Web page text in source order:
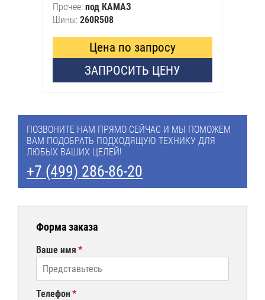
Прочее под КАМАЗ
Шины 260R508
Цена по запросу
ЗАПРОСИТЬ ЦЕНУ
ПОЗВОНИТЕ НАМ ПРЯМО СЕЙЧАС И МЫ ПОМОЖЕМ
ВАМ ПОДОБРАТЬ ПОДХОДЯЩУЮ ТЕХНИКУ ДЛЯ
ЛЮБЫХ ВАШИХ ЦЕЛЕЙ!
+7 (499) 286-86-20
Форма заказа
Ваше имя
Телефон